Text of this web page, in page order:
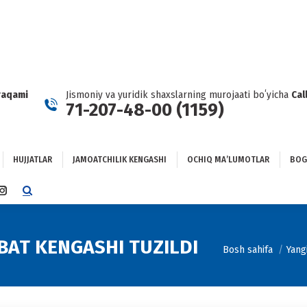
Jismoniy va yuridik shaxslarning murojaati boʻyicha
71-207-48-00 (1159)
HUJJATLAR JAMOATCHILIK KENGASHI OCHIQ MAʼLUMOTLAR
INSTAGRAM
NEW
KENGASHI TUZILDI You are here:
Bosh sahifa